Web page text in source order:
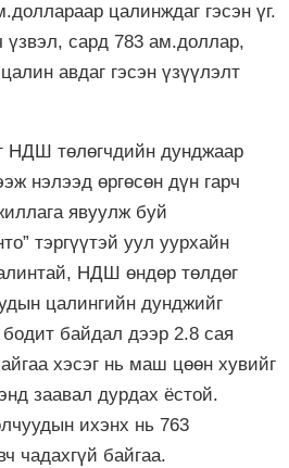
цалинждаг гэсэн үг.
үзвэл, сард 783 ам.доллар,
авдаг гэсэн үзүүлэлт
НДШ төлөгчдийн дунджаар
нэлээд өргөсөн дүн гарч
явуулж буй
тэргүүтэй уул уурхайн
НДШ өндөр төлдөг
цалингийн дунджийг
байдал дээр 2.8 сая
хэсэг нь маш цөөн хувийг
заавал дурдах ёстой.
ихэнх нь 763
чадахгүй байгаа.